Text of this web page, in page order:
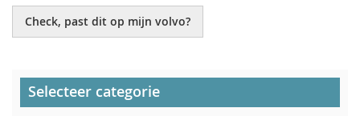
Check, past dit op mijn volvo?
Selecteer categorie